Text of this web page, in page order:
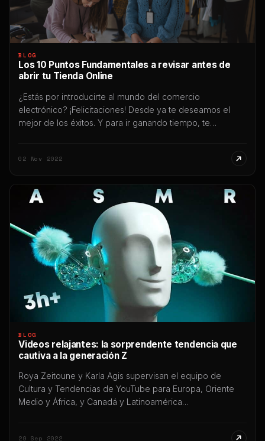
BLOG
Los 10 Puntos Fundamentales a revisar antes de
abrir tu Tienda Online
¿Estás por introducirte al mundo del comercio
electrónico? ¡Felicitaciones! Desde ya te deseamos el
mejor de los éxitos. Y para ir ganando tiempo, te
que podemos hacerte antes de que te lances “de lleno”
02 Nov 2022
BLOG
Videos relajantes: la sorprendente tendencia que
cautiva a la generación Z
Roya Zeitoune y Karla Agis supervisan el equipo de
Cultura y Tendencias de YouTube para Europa, Oriente
Medio y África, y Canadá y Latinoamérica
29 Sep 2022